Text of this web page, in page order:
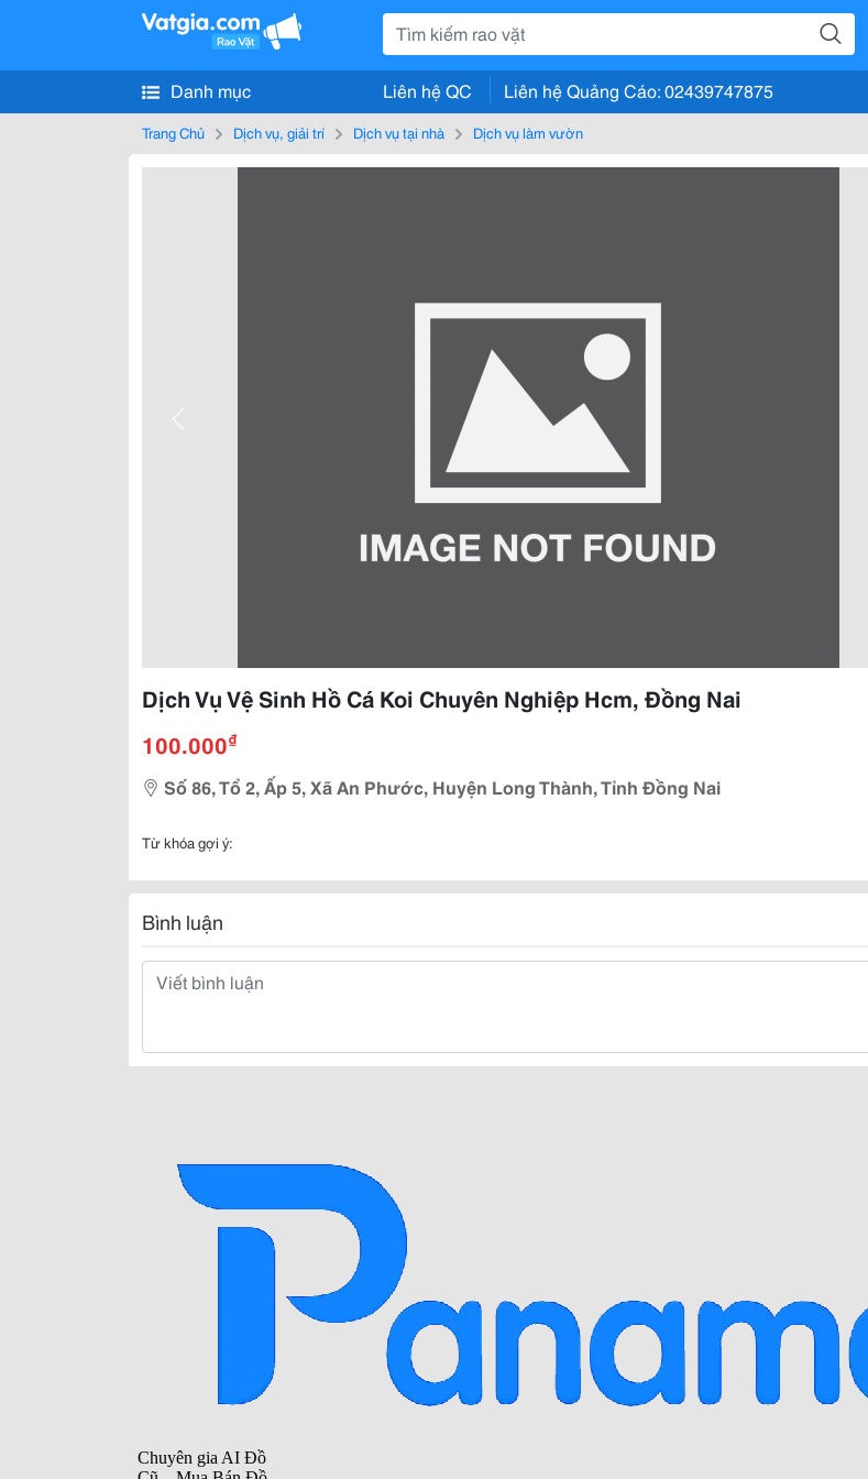
Danh mục Liên hệ QC Liên hệ Quảng Cáo: 02439747875
Trang Chủ Dịch vụ, giải trí Dịch vụ tại nhà Dịch vụ làm vườn
Dịch Vụ Vệ Sinh Hồ Cá Koi Chuyên Nghiệp Hcm, Đồng Nai
100.000₫
Số 86, Tổ 2, Ấp 5, Xã An Phước, Huyện Long Thành, Tỉnh Đồng Nai
Từ khóa gợi ý:
Bình luận